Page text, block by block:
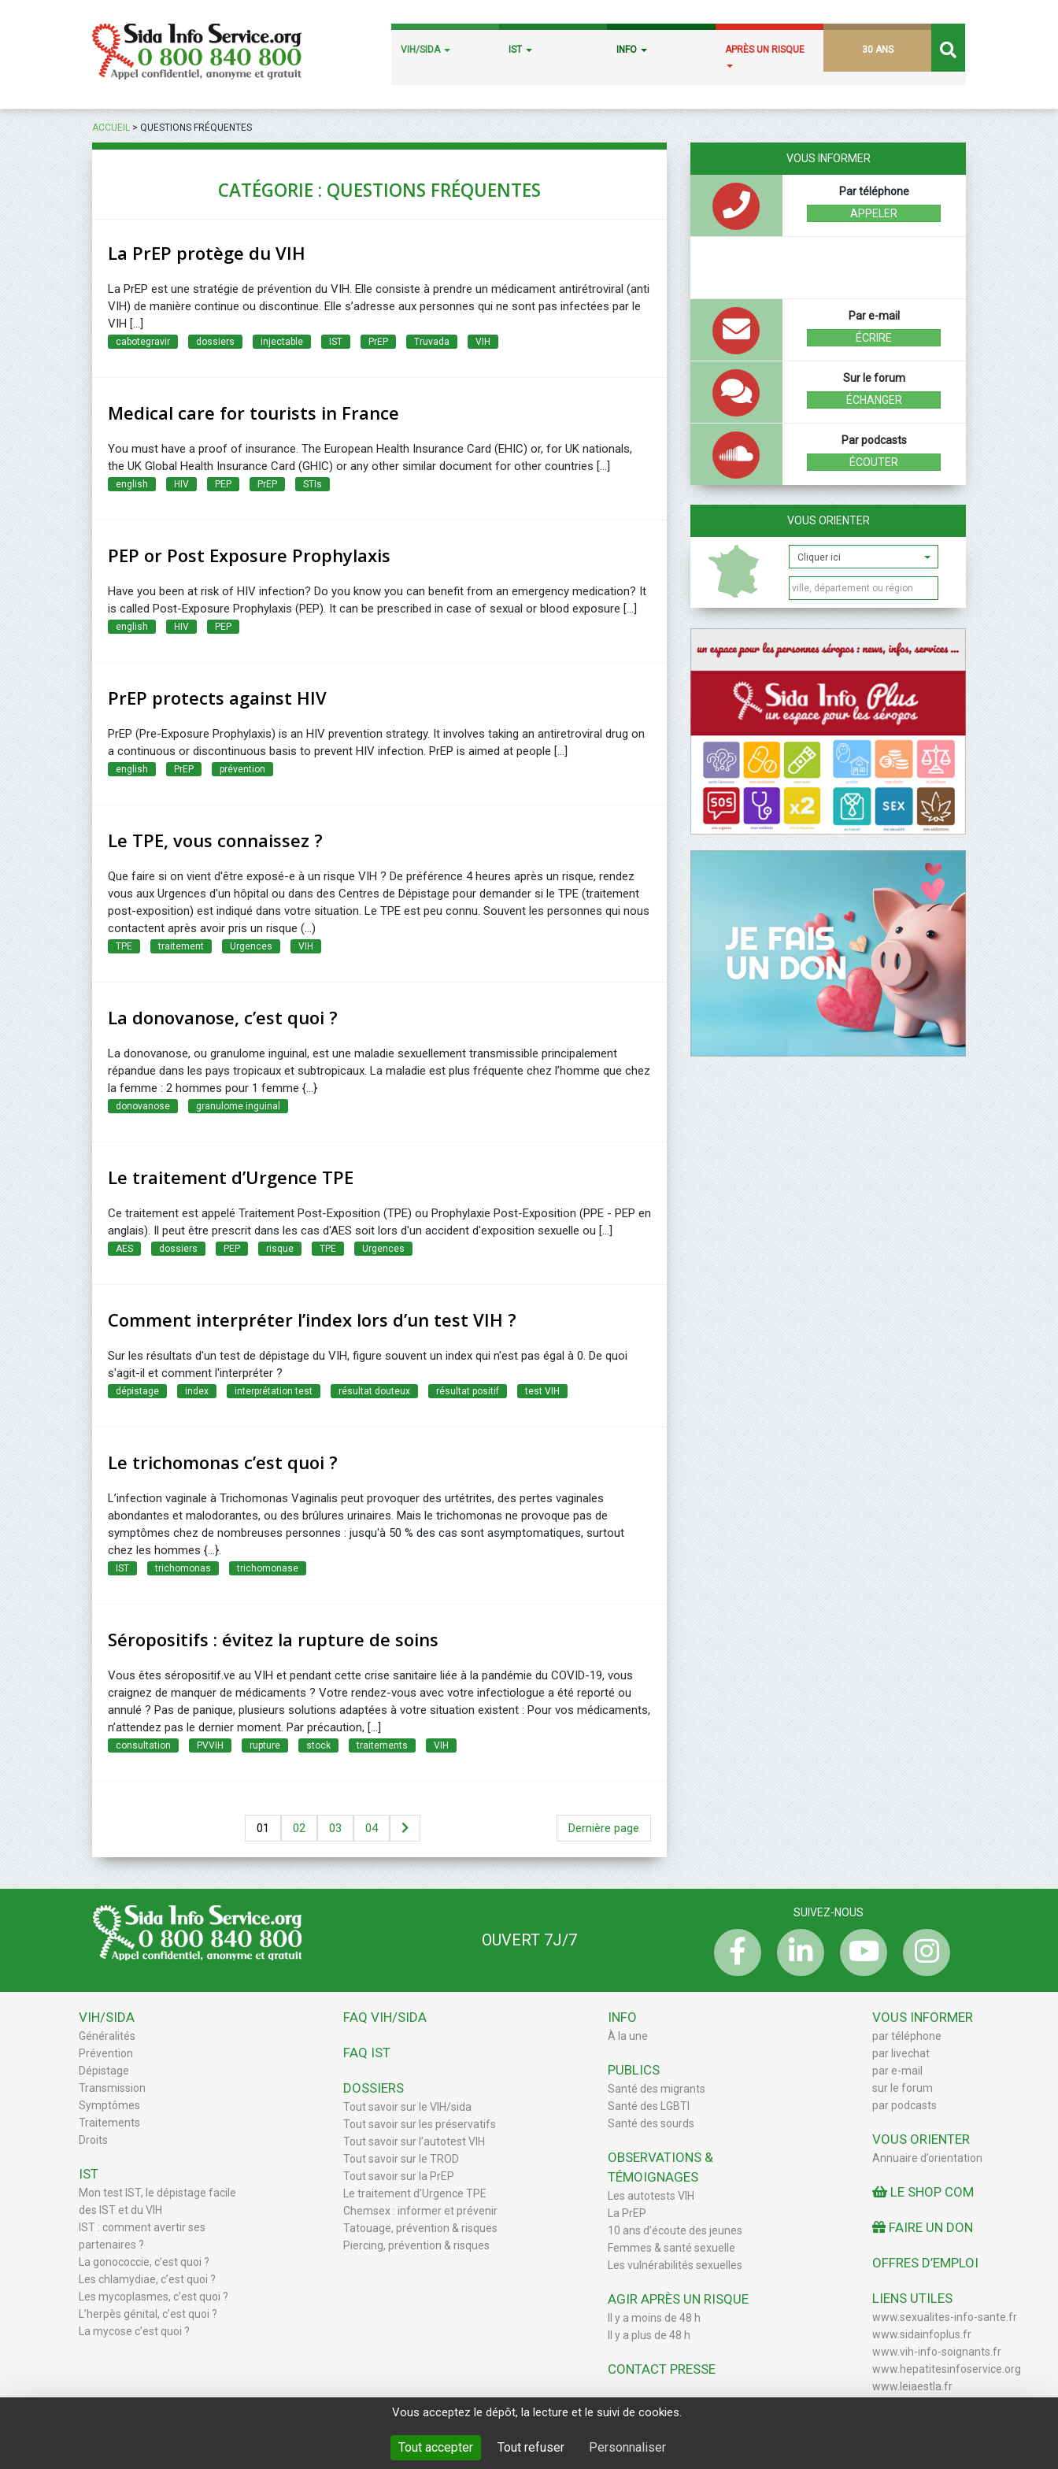
VIH/SIDA IST INFO APRÈS UN RISQUE 30 ANS
ACCUEIL>QUESTIONS FRÉQUENTES
CATÉGORIE : QUESTIONS FRÉQUENTES
La PrEP protège du VIH
La PrEP est une stratégie de prévention du VIH. Elle consiste à prendre un médicament antirétroviral (anti
VIH) de manière continue ou discontinue. Elle s’adresse aux personnes qui ne sont pas infectées par le
VIH [...]
cabotegravir dossiers injectable IST PrEP Truvada VIH
Medical care for tourists in France
You must have a proof of insurance. The European Health Insurance Card (EHIC) or, for UK nationals,
the UK Global Health Insurance Card (GHIC) or any other similar document for other countries [...]
english HIV PEP PrEP STIs
PEP or Post Exposure Prophylaxis
Have you been at risk of HIV infection? Do you know you can benefit from an emergency medication? It
is called Post-Exposure Prophylaxis (PEP). It can be prescribed in case of sexual or blood exposure [...]
english HIV PEP
PrEP protects against HIV
PrEP (Pre-Exposure Prophylaxis) is an HIV prevention strategy. It involves taking an antiretroviral drug on
a continuous or discontinuous basis to prevent HIV infection. PrEP is aimed at people [...]
english PrEP prévention
Le TPE, vous connaissez ?
Que faire si on vient d'être exposé-e à un risque VIH ? De préférence 4 heures après un risque, rendez
vous aux Urgences d'un hôpital ou dans des Centres de Dépistage pour demander si le TPE (traitement
post-exposition) est indiqué dans votre situation. Le TPE est peu connu. Souvent les personnes qui nous
contactent après avoir pris un risque (...)
TPE traitement Urgences VIH
La donovanose, c’est quoi ?
La donovanose, ou granulome inguinal, est une maladie sexuellement transmissible principalement
répandue dans les pays tropicaux et subtropicaux. La maladie est plus fréquente chez l’homme que chez
la femme : 2 hommes pour 1 femme {...}
donovanose granulome inguinal
Le traitement d’Urgence TPE
Ce traitement est appelé Traitement Post-Exposition (TPE) ou Prophylaxie Post-Exposition (PPE - PEP en
anglais). Il peut être prescrit dans les cas d'AES soit lors d'un accident d'exposition sexuelle ou [...]
AES dossiers PEP risque TPE Urgences
Comment interpréter l’index lors d’un test VIH ?
Sur les résultats d'un test de dépistage du VIH, figure souvent un index qui n'est pas égal à 0. De quoi
s'agit-il et comment l'interpréter ?
dépistage index interprétation test résultat douteux résultat positif test VIH
Le trichomonas c’est quoi ?
L’infection vaginale à Trichomonas Vaginalis peut provoquer des urtétrites, des pertes vaginales
abondantes et malodorantes, ou des brûlures urinaires. Mais le trichomonas ne provoque pas de
symptômes chez de nombreuses personnes : jusqu'à 50 % des cas sont asymptomatiques, surtout
chez les hommes {...}.
IST trichomonas trichomonase
Séropositifs : évitez la rupture de soins
Vous êtes séropositif.ve au VIH et pendant cette crise sanitaire liée à la pandémie du COVID-19, vous
craignez de manquer de médicaments ? Votre rendez-vous avec votre infectiologue a été reporté ou
annulé ? Pas de panique, plusieurs solutions adaptées à votre situation existent : Pour vos médicaments,
n’attendez pas le dernier moment. Par précaution, […]
consultation PVVIH rupture stock traitements VIH
01 02 03 04 Dernière page
VOUS INFORMER
Par téléphone
APPELER
Par e-mail
ÉCRIRE
Sur le forum
ÉCHANGER
Par podcasts
ÉCOUTER
VOUS ORIENTER
OUVERT 7J/7
SUIVEZ-NOUS
VIH/SIDA
Généralités
Prévention
Dépistage
Transmission
Symptômes
Traitements
Droits
IST
Mon test IST, le dépistage facile
des IST et du VIH
IST : comment avertir ses
partenaires ?
La gonococcie, c’est quoi ?
Les chlamydiae, c’est quoi ?
Les mycoplasmes, c’est quoi ?
L’herpès génital, c’est quoi ?
La mycose c’est quoi ?
FAQ VIH/SIDA
FAQ IST
DOSSIERS
Tout savoir sur le VIH/sida
Tout savoir sur les préservatifs
Tout savoir sur l’autotest VIH
Tout savoir sur le TROD
Tout savoir sur la PrEP
Le traitement d’Urgence TPE
Chemsex : informer et prévenir
Tatouage, prévention & risques
Piercing, prévention & risques
INFO
À la une
PUBLICS
Santé des migrants
Santé des LGBTI
Santé des sourds
OBSERVATIONS &
TÉMOIGNAGES
Les autotests VIH
La PrEP
10 ans d’écoute des jeunes
Femmes & santé sexuelle
Les vulnérabilités sexuelles
AGIR APRÈS UN RISQUE
Il y a moins de 48 h
Il y a plus de 48 h
CONTACT PRESSE
VOUS INFORMER
par téléphone
par livechat
par e-mail
sur le forum
par podcasts
VOUS ORIENTER
Annuaire d’orientation
LE SHOP COM
FAIRE UN DON
OFFRES D’EMPLOI
LIENS UTILES
www.sexualites-info-sante.fr
www.sidainfoplus.fr
www.vih-info-soignants.fr
www.hepatitesinfoservice.org
www.leiaestla.fr
Vous acceptez le dépôt, la lecture et le suivi de cookies.
Tout accepter Tout refuser Personnaliser